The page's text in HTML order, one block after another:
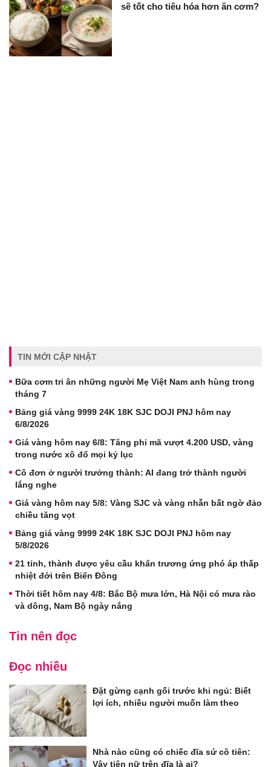
sẽ tốt cho tiêu hóa hơn ăn cơm?
TIN MỚI CẬP NHẬT
Bữa cơm tri ân những người Mẹ Việt Nam anh hùng trong
tháng 7
Bảng giá vàng 9999 24K 18K SJC DOJI PNJ hôm nay
6/8/2026
Giá vàng hôm nay 6/8: Tăng phi mã vượt 4.200 USD, vàng
trong nước xô đổ mọi kỷ lục
Cô đơn ở người trưởng thành: AI đang trở thành người
lắng nghe
Giá vàng hôm nay 5/8: Vàng SJC và vàng nhẫn bất ngờ đảo
chiều tăng vọt
Bảng giá vàng 9999 24K 18K SJC DOJI PNJ hôm nay
5/8/2026
21 tỉnh, thành được yêu cầu khẩn trương ứng phó áp thấp
nhiệt đới trên Biển Đông
Thời tiết hôm nay 4/8: Bắc Bộ mưa lớn, Hà Nội có mưa rào
và dông, Nam Bộ ngày nắng
Tin nên đọc
Đọc nhiều
Đặt gừng cạnh gối trước khi ngủ: Biết
lợi ích, nhiều người muốn làm theo
Nhà nào cũng có chiếc đĩa sứ cô tiên:
Vậy tiên nữ trên đĩa là ai?